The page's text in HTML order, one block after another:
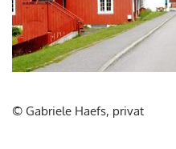
© Gabriele Haefs, privat